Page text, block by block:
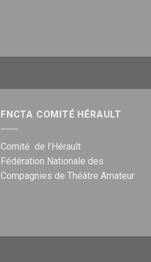
FNCTA COMITÉ HÉRAULT
Comité de l’Hérault
Fédération Nationale des
Compagnies de Théâtre Amateur